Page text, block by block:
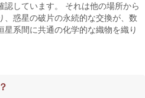
しています。 それは他の場所から
、惑星の破片の永続的な交換が、数
系間に共通の化学的な織物を織り